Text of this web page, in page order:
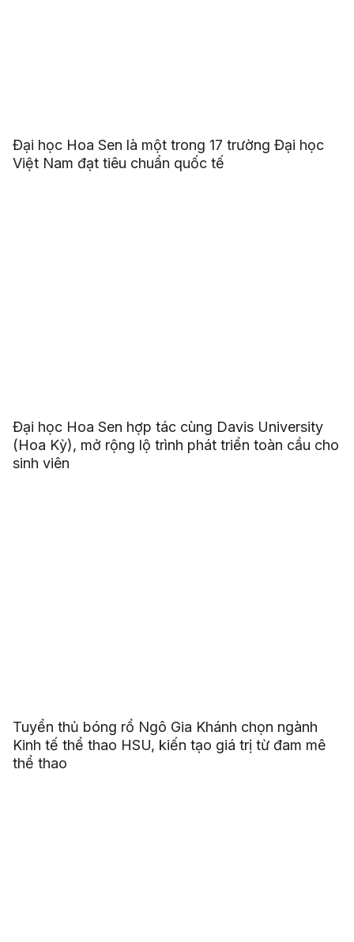
Đại học Hoa Sen là một trong 17 trường Đại học
Việt Nam đạt tiêu chuẩn quốc tế
Đại học Hoa Sen hợp tác cùng Davis University
(Hoa Kỳ), mở rộng lộ trình phát triển toàn cầu cho
sinh viên
Tuyển thủ bóng rổ Ngô Gia Khánh chọn ngành
Kinh tế thể thao HSU, kiến tạo giá trị từ đam mê
thể thao